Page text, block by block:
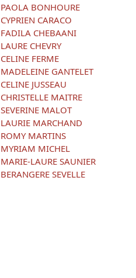
PAOLA BONHOURE
CYPRIEN CARACO
FADILA CHEBAANI
LAURE CHEVRY
CELINE FERME
MADELEINE GANTELET
CELINE JUSSEAU
CHRISTELLE MAITRE
SEVERINE MALOT
LAURIE MARCHAND
ROMY MARTINS
MYRIAM MICHEL
MARIE-LAURE SAUNIER
BERANGERE SEVELLE